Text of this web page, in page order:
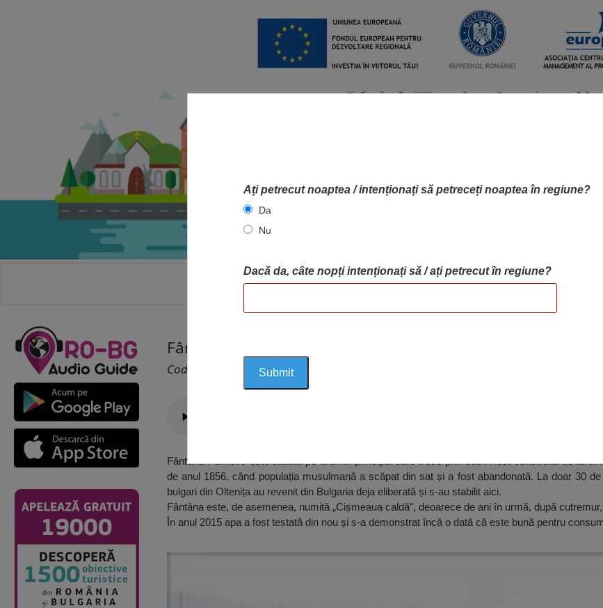
ACASA HARTA OBIECTIVELOR OBIECTIVE
Fântâna Pelikovo din Dunavets, Tutrakan
Cod 2433
Fântâna Pelikovo este situată pe drumul principal care trece prin sat. A fost construită de turcii
de anul 1856, când populația musulmană a scăpat din sat și a fost abandonată. La doar 30
bulgari din Oltenița au revenit din Bulgaria deja eliberată și s-au stabilit aici.
Fântâna este, de asemenea, numită „Cișmeaua caldă”, deoarece de ani în urmă, după
În anul 2015 apa a fost testată din nou și s-a demonstrat încă o dată că este bună pentru
Ați petrecut noaptea / intenționați să petreceți noaptea în regiune?
Da
Nu
Dacă da, câte nopți intenționați să / ați petrecut în regiune?